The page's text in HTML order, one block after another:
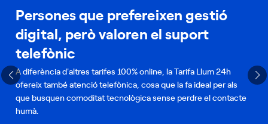
Persones que prefereixen gestió
digital, però valoren el suport
telefònic
A diferència d'altres tarifes 100% online, la Tarifa Llum 24h
ofereix també atenció telefònica, cosa que la fa ideal per als
que busquen comoditat tecnològica sense perdre el contacte
humà.